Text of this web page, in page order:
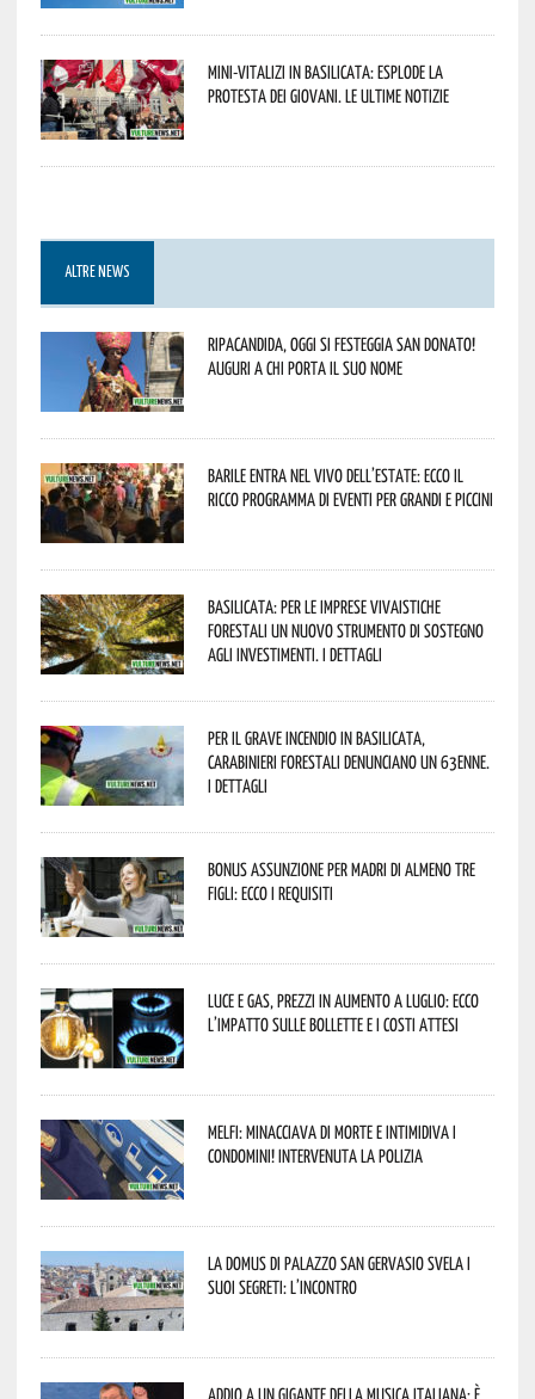
Mini-vitalizi in Basilicata: esplode la
protesta dei giovani. Le ultime notizie
ALTRE NEWS
Ripacandida, oggi si festeggia San Donato!
Auguri a chi porta il suo nome
Barile entra nel vivo dell’estate: ecco il
ricco programma di eventi per grandi e piccini
Basilicata: per le imprese vivaistiche
forestali un nuovo strumento di sostegno
agli investimenti. I dettagli
Per il grave incendio in Basilicata,
Carabinieri forestali denunciano un 63enne.
I dettagli
Bonus assunzione per madri di almeno tre
figli: ecco i requisiti
Luce e gas, prezzi in aumento a luglio: ecco
l’impatto sulle bollette e i costi attesi
Melfi: minacciava di morte e intimidiva i
condomini! Intervenuta la Polizia
La Domus di Palazzo San Gervasio svela i
suoi segreti: l’incontro
Addio a un gigante della musica italiana: è